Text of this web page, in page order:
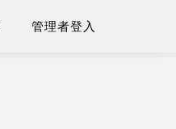
管理者登入